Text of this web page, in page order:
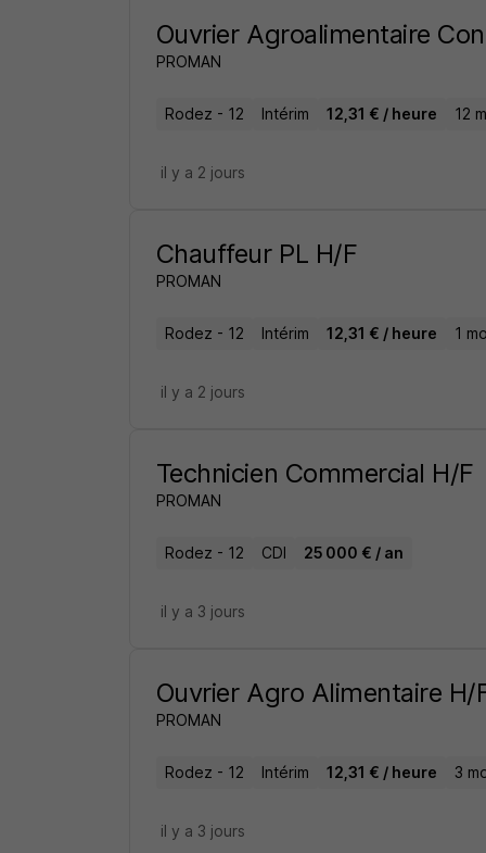
Ouvrier Agroalimentaire
PROMAN
Rodez - 12 Intérim 12,31 € / heure 12
il y a 2 jours
Chauffeur PL H/F
PROMAN
Rodez - 12 Intérim 12,31 € / heure 1
il y a 2 jours
Technicien Commercial H/F
PROMAN
Rodez - 12 CDI 25 000 € / an
il y a 3 jours
Ouvrier Agro Alimentaire H/
PROMAN
Rodez - 12 Intérim 12,31 € / heure 3
il y a 3 jours